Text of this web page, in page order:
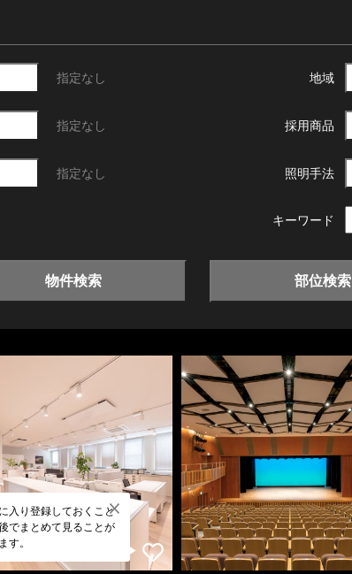
指定なし 地域
指定なし 採用商品
指定なし 照明手法
キーワード
物件検索 部位検索
入り登録しておくこと
でまとめて見ることが
す。